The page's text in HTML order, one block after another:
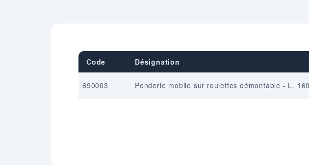
Code Désignation
690003 Penderie mobile sur roulettes démontable - L.